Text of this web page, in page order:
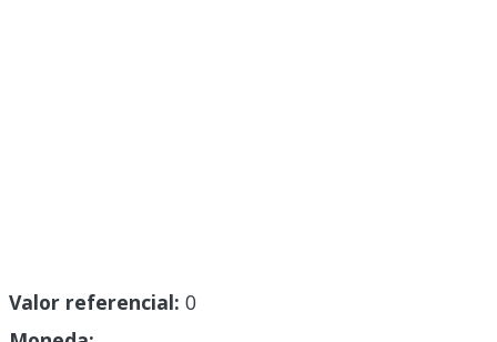
Valor referencial: 0